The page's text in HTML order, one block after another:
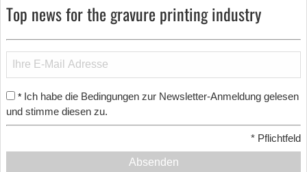
Top news for the gravure printing industry
* Ich habe die Bedingungen zur Newsletter-Anmeldung gelesen
und stimme diesen zu.
* Pflichtfeld
Absenden